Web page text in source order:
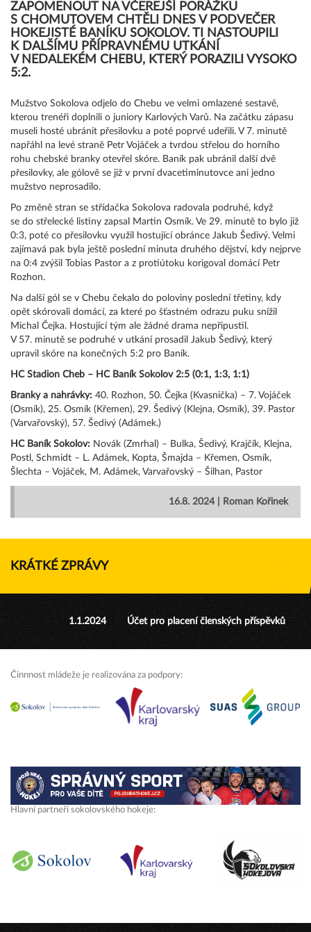
ZAPOMENOUT NA VČEREJŠÍ PORÁŽKU
S CHOMUTOVEM CHTĚLI DNES V PODVEČER
HOKEJISTÉ BANÍKU SOKOLOV. TI NASTOUPILI
K DALŠÍMU PŘÍPRAVNÉMU UTKÁNÍ
V NEDALEKÉM CHEBU, KTERÝ PORAZILI VYSOKO
5:2.
Mužstvo Sokolova odjelo do Chebu ve velmi omlazené sestavě,
kterou trenéři doplnili o juniory Karlových Varů. Na začátku zápasu
museli hosté ubránit přesilovku a poté poprvé udeřili. V 7. minutě
napřáhl na levé straně Petr Vojáček a tvrdou střelou do horního
rohu chebské branky otevřel skóre. Baník pak ubránil další dvě
přesilovky, ale gólově se již v první dvacetiminutovce ani jedno
mužstvo neprosadilo.
Po změně stran se střídačka Sokolova radovala podruhé, když
se do střelecké listiny zapsal Martin Osmík. Ve 29. minutě to bylo již
0:3, poté co přesilovku využil hostující obránce Jakub Šedivý. Velmi
zajímavá pak byla ještě poslední minuta druhého dějství, kdy nejprve
na 0:4 zvýšil Tobias Pastor a z protiútoku korigoval domácí Petr
Rozhon.
Na další gól se v Chebu čekalo do poloviny poslední třetiny, kdy
opět skórovali domácí, za které po šťastném odrazu puku snížil
Michal Čejka. Hostující tým ale žádné drama nepřipustil.
V 57. minutě se podruhé v utkání prosadil Jakub Šedivý, který
upravil skóre na konečných 5:2 pro Baník.
HC Stadion Cheb – HC Baník Sokolov 2:5 (0:1, 1:3, 1:1)
Branky a nahrávky: 40. Rozhon, 50. Čejka (Kvasnička) – 7. Vojáček
(Osmík), 25. Osmík (Křemen), 29. Šedivý (Klejna, Osmík), 39. Pastor
(Varvařovský), 57. Šedivý (Adámek.)
HC Baník Sokolov: Novák (Zmrhal) – Bulka, Šedivý, Krajčík, Klejna,
Postl, Schmidt – L. Adámek, Kopta, Šmajda – Křemen, Osmík,
Šlechta – Vojáček, M. Adámek, Varvařovský – Šilhan, Pastor
16.8. 2024 | Roman Kořinek
KRÁTKÉ ZPRÁVY
1.1.2024 Účet pro placení členských příspěvků
Činnnost mládeže je realizována za podpory:
Hlavní partneři sokolovského hokeje: